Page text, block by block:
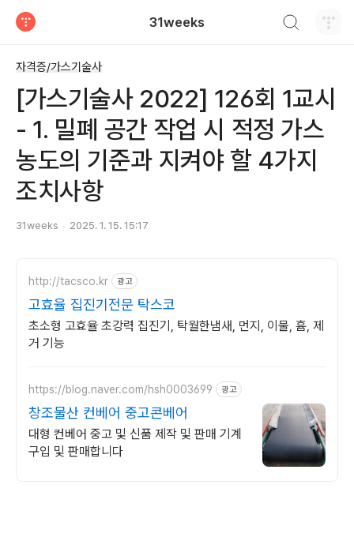
31weeks
자격증/가스기술사
[가스기술사 2022] 126회 1교시
- 1. 밀폐 공간 작업 시 적정 가스
농도의 기준과 지켜야 할 4가지
조치사항
31weeks 2025. 1. 15. 15:17
http://tacsco.kr 광고
고효율 집진기전문 탁스코
초소형 고효율 초강력 집진기, 탁월한냄새, 먼지, 이물, 흄, 제
거 기능
https://blog.naver.com/hsh0003699 광고
창조물산 컨베어 중고콘베어
대형 컨베어 중고 및 신품 제작 및 판매 기계
구입 및 판매합니다